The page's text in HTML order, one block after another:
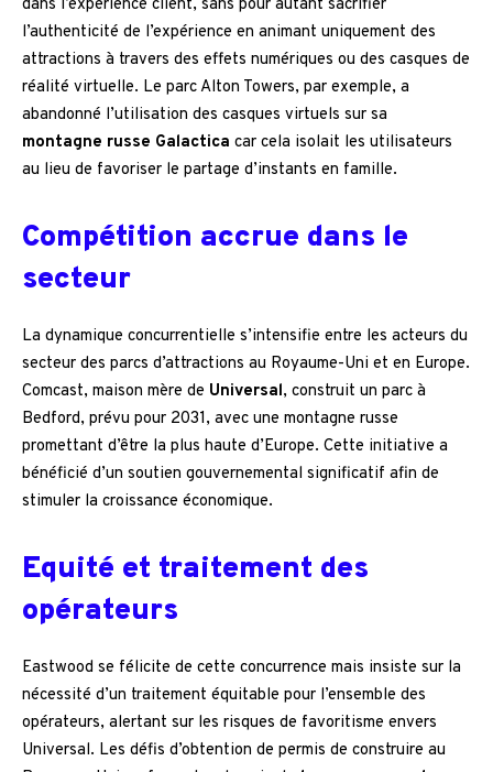
dans l’expérience client, sans pour autant sacrifier
l’authenticité de l’expérience en animant uniquement des
attractions à travers des effets numériques ou des casques de
réalité virtuelle. Le parc Alton Towers, par exemple, a
abandonné l’utilisation des casques virtuels sur sa
montagne russe Galactica car cela isolait les utilisateurs
au lieu de favoriser le partage d’instants en famille.
Compétition accrue dans le
secteur
La dynamique concurrentielle s’intensifie entre les acteurs du
secteur des parcs d’attractions au Royaume-Uni et en Europe.
Comcast, maison mère de Universal, construit un parc à
Bedford, prévu pour 2031, avec une montagne russe
promettant d’être la plus haute d’Europe. Cette initiative a
bénéficié d’un soutien gouvernemental significatif afin de
stimuler la croissance économique.
Equité et traitement des
opérateurs
Eastwood se félicite de cette concurrence mais insiste sur la
nécessité d’un traitement équitable pour l’ensemble des
opérateurs, alertant sur les risques de favoritisme envers
Universal. Les défis d’obtention de permis de construire au